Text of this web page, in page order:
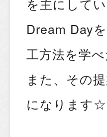
Dream Day
工方法を学べ
また、その
になります☆